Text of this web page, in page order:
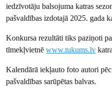
iedzīvotāju balsojuma katras
pašvaldības izdotajā 2025. gada
Konkursa rezultāti tiks paziņoti
tīmekļvietnēwww.tukums.lv
Kalendārā iekļauto foto autori
pašvaldības sarūpētas balvas.